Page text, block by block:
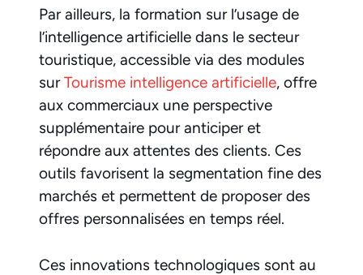
Par ailleurs, la formation sur l’usage de
l’intelligence artificielle dans le secteur
touristique, accessible via des modules
surTourisme intelligence artificielle, offre
aux commerciaux une perspective
supplémentaire pour anticiper et
répondre aux attentes des clients. Ces
outils favorisent la segmentation fine des
marchés et permettent de proposer des
offres personnalisées en temps réel.
Ces innovations technologiques sont au